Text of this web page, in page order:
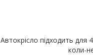
Автокрісло підходить
коли-